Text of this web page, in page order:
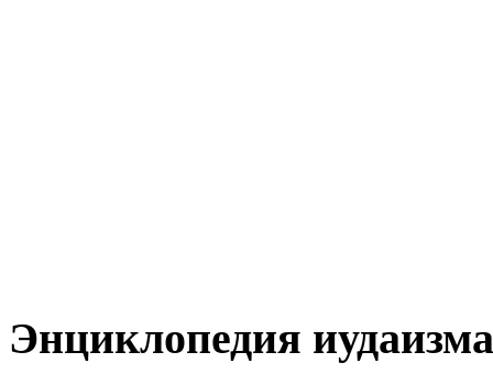
Энциклопедия иудаизма